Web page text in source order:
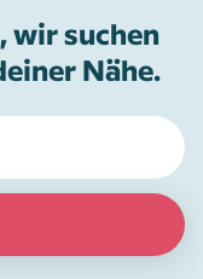
wir suchen
Nähe.